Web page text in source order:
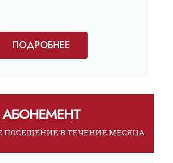
ПОДРОБНЕЕ
АБОНЕМЕНТ
ПОСЕЩЕНИЕ В ТЕЧЕНИЕ МЕСЯЦА